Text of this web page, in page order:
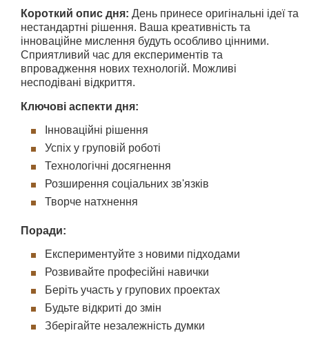
Короткий опис дня: День принесе оригінальні ідеї та
нестандартні рішення. Ваша креативність та
інноваційне мислення будуть особливо цінними.
Сприятливий час для експериментів та
впровадження нових технологій. Можливі
несподівані відкриття.
Ключові аспекти дня:
Інноваційні рішення
Успіх у груповій роботі
Технологічні досягнення
Розширення соціальних зв'язків
Творче натхнення
Поради:
Експериментуйте з новими підходами
Розвивайте професійні навички
Беріть участь у групових проектах
Будьте відкриті до змін
Зберігайте незалежність думки